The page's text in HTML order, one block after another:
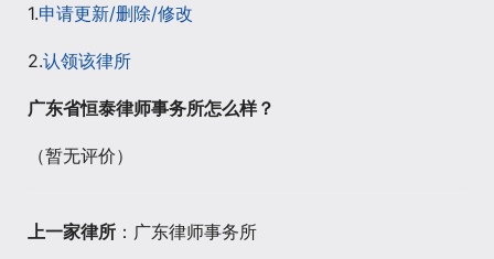
1.申请更新/删除/修改
2.认领该律所
广东省恒泰律师事务所怎么样？
（暂无评价）
上一家律所 ：广东律师事务所